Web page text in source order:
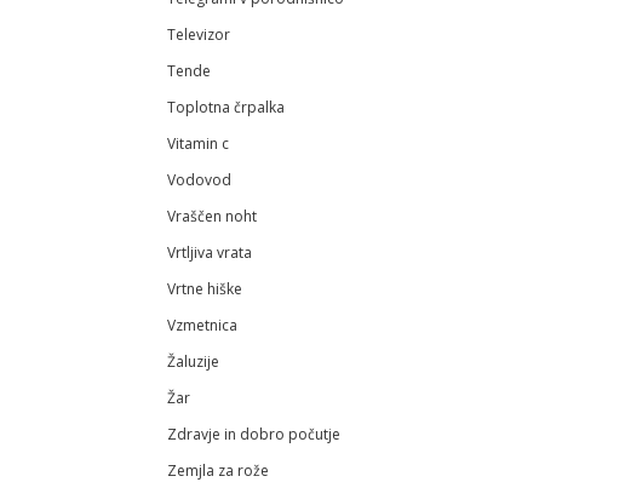
Televizor
Tende
Toplotna črpalka
Vitamin c
Vodovod
Vraščen noht
Vrtljiva vrata
Vrtne hiške
Vzmetnica
Žaluzije
Žar
Zdravje in dobro počutje
Zemjla za rože